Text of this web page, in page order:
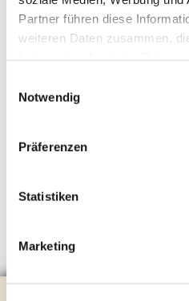
Partner führen diese
weiteren Daten zusammen,
Notwendig
Präferenzen
Statistiken
Marketing